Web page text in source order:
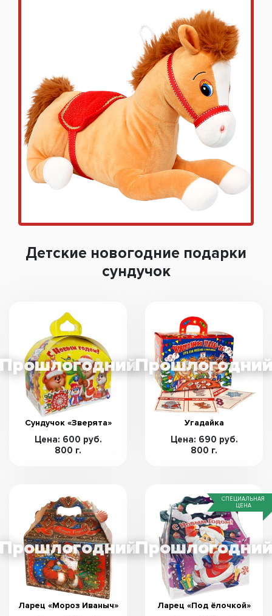
Детские новогодние подарки
сундучок
Сундучок «Зверята»
Цена: 600 руб.
800 г.
Угадайка
Цена: 690 руб.
800 г.
Ларец «Мороз Иваныч»
СПЕЦИАЛЬНАЯ
ЦЕНА
Ларец «Под ёлочкой»